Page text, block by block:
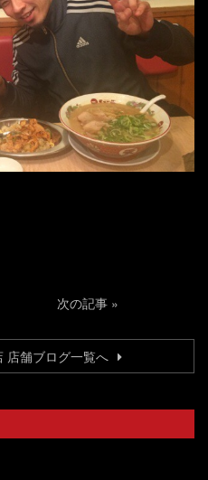
次の記事 »
店舗ブログ一覧へ